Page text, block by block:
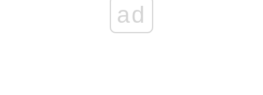
ad